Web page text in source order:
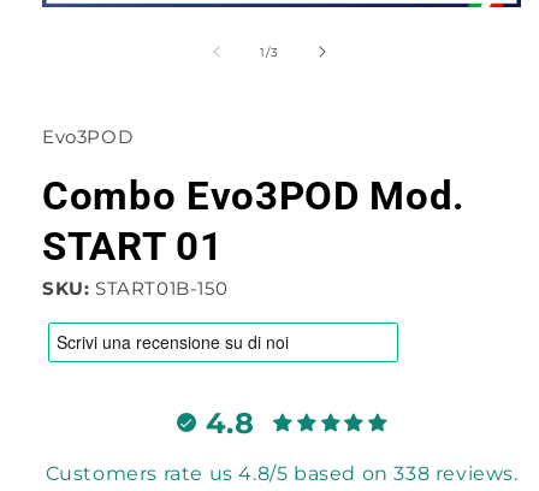
1/su
3
Evo3POD
Combo Evo3POD Mod.
START 01
SKU: START01B-150
4.8
Customers rate us 4.8/5 based on 338 reviews.